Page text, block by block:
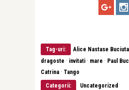
Tag-uri: Alice Nastase Buciuta
dragoste · invitati · mare · Paul
Catrina · Tango
Categorii:
Uncategorized